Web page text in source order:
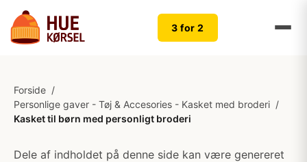
3 for 2
Forside /
Personlige gaver - Tøj & Accesories - Kasket med broderi /
Kasket til børn med personligt broderi
Dele af indholdet på denne side kan være genereret